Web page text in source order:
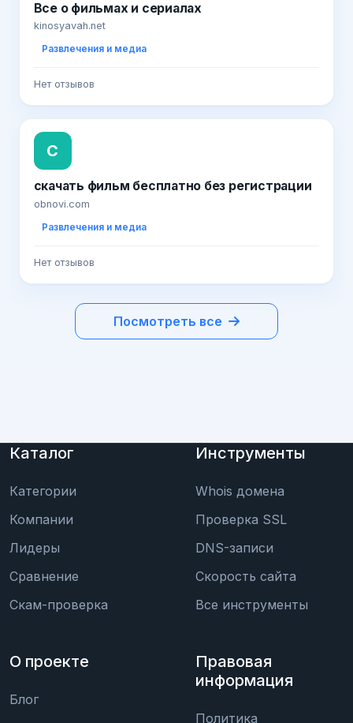
Все о фильмах и сериалах
kinosyavah.net
Развлечения и медиа
Нет отзывов
С
скачать фильм бесплатно без регистрации
obnovi.com
Развлечения и медиа
Нет отзывов
Посмотреть все
Каталог
Категории
Компании
Лидеры
Сравнение
Скам-проверка
Инструменты
Whois домена
Проверка SSL
DNS-записи
Скорость сайта
Все инструменты
О проекте
Блог
Правовая
информация
Политика